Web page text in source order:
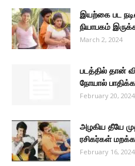
இயற்கை பட
நியாபகம்
March 2, 2024
படத்தில் தான்
நோயால்
February 20, 2024
அழகிய தீயே
ரசிகர்கள்
February 16, 2024